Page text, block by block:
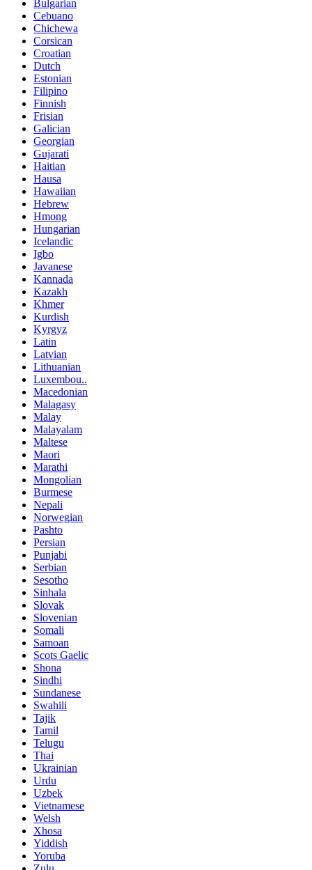
Bulgarian
Cebuano
Chichewa
Corsican
Croatian
Dutch
Estonian
Filipino
Finnish
Frisian
Galician
Georgian
Gujarati
Haitian
Hausa
Hawaiian
Hebrew
Hmong
Hungarian
Icelandic
Igbo
Javanese
Kannada
Kazakh
Khmer
Kurdish
Kyrgyz
Latin
Latvian
Lithuanian
Luxembou..
Macedonian
Malagasy
Malay
Malayalam
Maltese
Maori
Marathi
Mongolian
Burmese
Nepali
Norwegian
Pashto
Persian
Punjabi
Serbian
Sesotho
Sinhala
Slovak
Slovenian
Somali
Samoan
Scots Gaelic
Shona
Sindhi
Sundanese
Swahili
Tajik
Tamil
Telugu
Thai
Ukrainian
Urdu
Uzbek
Vietnamese
Welsh
Xhosa
Yiddish
Yoruba